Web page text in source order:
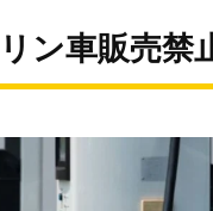
ン車販売禁